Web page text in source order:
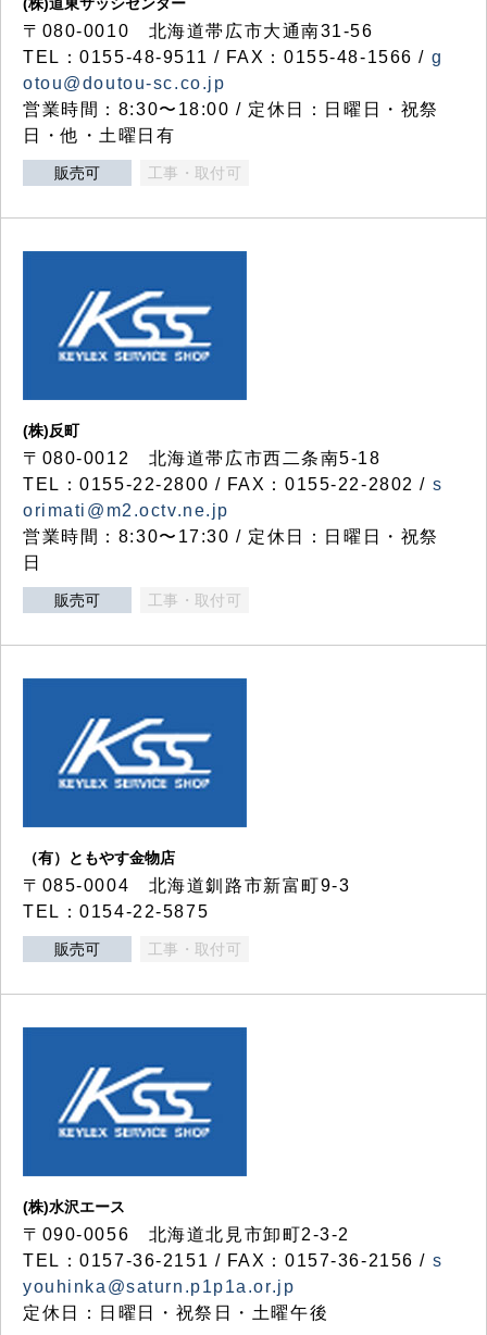
〒080-0010 北海道帯広市大通南31-56
TEL：0155-48-9511 / FAX：0155-48-1566 / g
otou@doutou-sc.co.jp
営業時間：8:30〜18:00 / 定休日：日曜日・祝祭
日・他・土曜日有
販売可 工事・取付可
(株)反町
〒080-0012 北海道帯広市西二条南5-18
TEL：0155-22-2800 / FAX：0155-22-2802 / s
orimati@m2.octv.ne.jp
営業時間：8:30〜17:30 / 定休日：日曜日・祝祭
日
販売可 工事・取付可
（有）ともやす金物店
〒085-0004 北海道釧路市新富町9-3
TEL：0154-22-5875
販売可 工事・取付可
(株)水沢エース
〒090-0056 北海道北見市卸町2-3-2
TEL：0157-36-2151 / FAX：0157-36-2156 / s
youhinka@saturn.p1p1a.or.jp
定休日：日曜日・祝祭日・土曜午後